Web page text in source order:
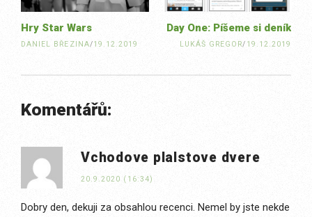
Day One: Píšeme si deník
LUKÁŠ GREGOR/ 19.12.2019
Hry Star Wars
DANIEL BŘEZINA/19.12.2019
Komentářů:
Vchodove plalstove dvere
20.9.2020 (16:34)
Dobry den, dekuji za obsahlou recenci. Nemel by jste nekde